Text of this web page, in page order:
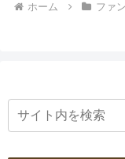
ホーム ファ